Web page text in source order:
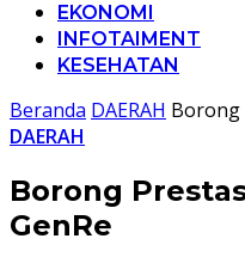
EKONOMI
INFOTAIMENT
KESEHATAN
Beranda DAERAH Borong
DAERAH
Borong
GenRe